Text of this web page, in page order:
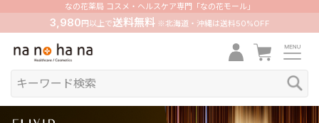
なの花薬局 コスメ・ヘルスケア専門「なの花モール」
3,980 円以上で送料無料※北海道・沖縄は送料50%OFF